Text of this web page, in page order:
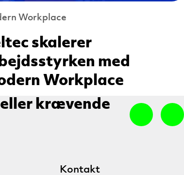
Workplace
skalerer
med
Workplace
krævende
Kontakt